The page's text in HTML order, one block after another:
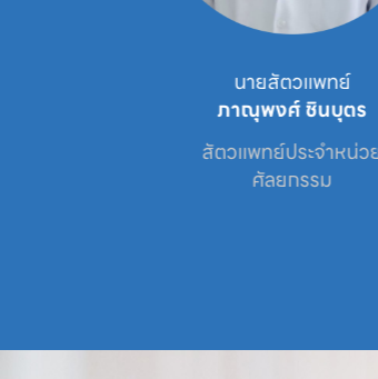
นายสัตวแพทย์
ภาณุพงศ์ ชินบุตร
สัตวแพทย์ประจำหน่วย
ศัลยกรรม